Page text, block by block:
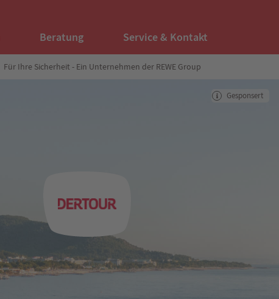
Beratung Service & Kontakt
Für Ihre Sicherheit - Ein Unternehmen der REWE Group
Gesponsert